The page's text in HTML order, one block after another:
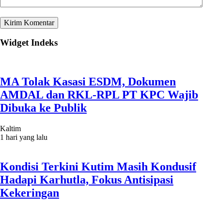
Widget Indeks
MA Tolak Kasasi ESDM, Dokumen
AMDAL dan RKL-RPL PT KPC Wajib
Dibuka ke Publik
Kaltim
1 hari yang lalu
Kondisi Terkini Kutim Masih Kondusif
Hadapi Karhutla, Fokus Antisipasi
Kekeringan